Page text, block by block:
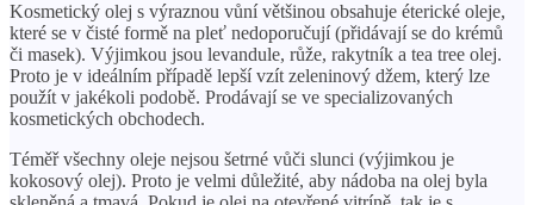
Kosmetický olej s výraznou vůní většinou obsahuje éterické oleje,
které se v čisté formě na pleť nedoporučují (přidávají se do krémů
či masek). Výjimkou jsou levandule, růže, rakytník a tea tree olej.
Proto je v ideálním případě lepší vzít zeleninový džem, který lze
použít v jakékoli podobě. Prodávají se ve specializovaných
kosmetických obchodech.
Téměř všechny oleje nejsou šetrné vůči slunci (výjimkou je
kokosový olej). Proto je velmi důležité, aby nádoba na olej byla